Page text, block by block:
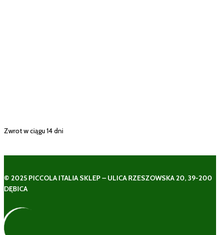
Zwrot w ciągu 14 dni
© 2025 PICCOLA ITALIA SKLEP – ULICA RZESZOWSKA 20, 39-200
DĘBICA